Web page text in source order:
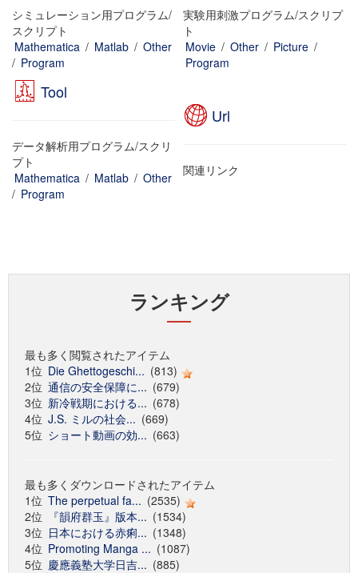
シミュレーション用プログラム/
スクリプト
Mathematica / Matlab / Other
/ Program
実験用刺激プログラム/スクリプ
ト
Movie / Other / Picture /
Program
Tool
データ解析用プログラム/スクリ
プト
Mathematica / Matlab / Other
/ Program
Url
関連リンク
ランキング
最も多く閲覧されたアイテム
1位 Die Ghettogeschi... (813)
2位 通信の安全保障に... (679)
3位 新冷戦期における... (678)
4位 J.S. ミルの社会... (669)
5位 ショート動画の効... (663)
最も多くダウンロードされたアイテム
1位 The perpetual fa... (2535)
2位
『韻府群玉』版本... (1534)
3位 日本における赤痢... (1348)
4位 Promoting Manga ... (1087)
5位 慶應義塾大学日吉... (885)